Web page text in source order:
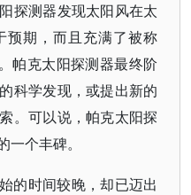
探测器发现太阳风在太
预期，而且充满了被称
帕克太阳探测器最终阶
科学发现，或提出新的
。可以说，帕克太阳探
个丰碑。
的时间较晚，却已迈出